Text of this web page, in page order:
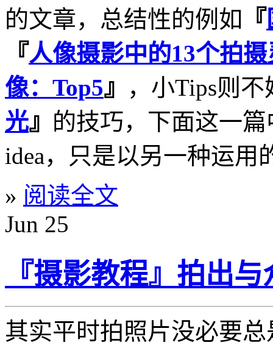
的文章，总结性的例如 『
『人像摄影中的13个拍
像：Top5』
，小Tips则
光』 的技巧，下面这一
idea，只是以另一种运用
» 阅读全文
Jun 25
『摄影教程』拍出
其实平时拍照片没必要